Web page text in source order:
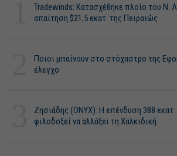
Tradewinds: Κατασχέθηκε πλοίο του Ν.
απαίτηση $21,5 εκατ. της Πειραιώς
Ποιοι μπαίνουν στο στόχαστρο της
έλεγχο
Ζησιάδης (ONYX): Η επένδυση 388
φιλοδοξεί να αλλάξει τη Χαλκιδική